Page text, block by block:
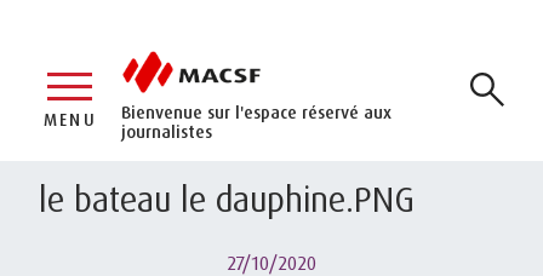
Bienvenue sur l'espace réservé aux
journalistes
MENU
le bateau le dauphine.PNG
27/10/2020